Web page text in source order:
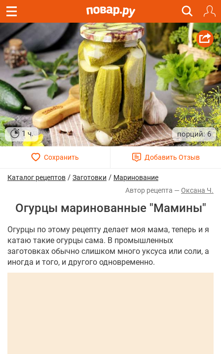
1 ч. 6
Каталог рецептов / Заготовки / Маринование
Оксана Ч.
Огурцы маринованные "Мамины"
Огурцы по этому рецепту делает моя мама, теперь и я
катаю такие огурцы сама. В промышленных
заготовках обычно слишком много уксуса или соли, а
иногда и того, и другого одновременно.